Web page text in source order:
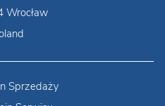
Wrocław
Sprzedaży